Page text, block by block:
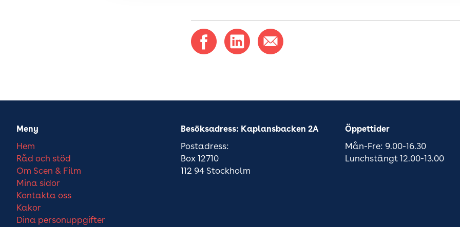
Meny
Hem
Råd och stöd
Om Scen & Film
Mina sidor
Kontakta oss
Kakor
Dina personuppgifter
Besöksadress: Kaplansbacken 2A
Postadress:
Box 12710
112 94 Stockholm
Öppettider
Mån-Fre: 9.00-16.30
Lunchstängt 12.00-13.00